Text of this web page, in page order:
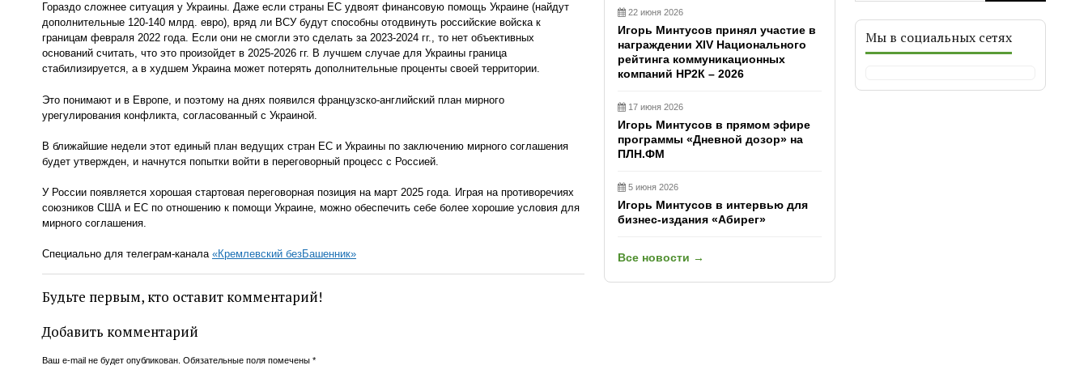
Мы в социальных сетях
Гораздо сложнее ситуация у Украины. Даже если страны ЕС удвоят финансовую помощь Украине (найдут
дополнительные 120-140 млрд. евро), вряд ли ВСУ будут способны отодвинуть российские войска к
границам февраля 2022 года. Если они не смогли это сделать за 2023-2024 гг., то нет объективных
оснований считать, что это произойдет в 2025-2026 гг. В лучшем случае для Украины граница
стабилизируется, а в худшем Украина может потерять дополнительные проценты своей территории.
Это понимают и в Европе, и поэтому на днях появился французско-английский план мирного
урегулирования конфликта, согласованный с Украиной.
В ближайшие недели этот единый план ведущих стран ЕС и Украины по заключению мирного соглашения
будет утвержден, и начнутся попытки войти в переговорный процесс с Россией.
У России появляется хорошая стартовая переговорная позиция на март 2025 года. Играя на противоречиях
союзников США и ЕС по отношению к помощи Украине, можно обеспечить себе более хорошие условия для
мирного соглашения.
Специально для телеграм-канала «Кремлевский безБашенник»
Будьте первым, кто оставит комментарий!
Добавить комментарий
Ваш e-mail не будет опубликован. Обязательные поля помечены *
22 июня 2026
Игорь Минтусов принял участие в
награждении XIV Национального
рейтинга коммуникационных
компаний НР2К – 2026
17 июня 2026
Игорь Минтусов в прямом эфире
программы «Дневной дозор» на
ПЛН.ФМ
5 июня 2026
Игорь Минтусов в интервью для
бизнес-издания «Абирег»
Все новости →